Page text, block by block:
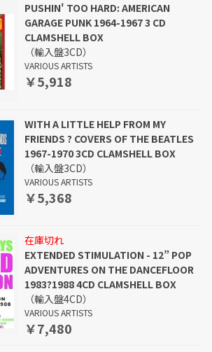
PUSHIN' TOO HARD: AMERICAN
GARAGE PUNK 1964-1967 3 CD
CLAMSHELL BOX
（輸入盤3CD）
VARIOUS ARTISTS
￥5,918
WITH A LITTLE HELP FROM MY
FRIENDS ? COVERS OF THE BEATLES
1967-1970 3CD CLAMSHELL BOX
（輸入盤3CD）
VARIOUS ARTISTS
￥5,368
在庫切れ
EXTENDED STIMULATION - 12” POP
ADVENTURES ON THE DANCEFLOOR
1983?1988 4CD CLAMSHELL BOX
（輸入盤4CD）
VARIOUS ARTISTS
￥7,480